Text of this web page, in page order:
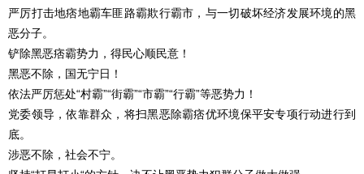
严厉打击地痞地霸车匪路霸欺行霸市，与一切破坏经济发展环境的黑
恶分子。
铲除黑恶痞霸势力，得民心顺民意！
黑恶不除，国无宁日！
依法严厉惩处“村霸”“街霸”“市霸”“行霸”等恶势力！
党委领导，依靠群众，将扫黑恶除霸痞优环境保平安专项行动进行到
底。
涉恶不除，社会不宁。